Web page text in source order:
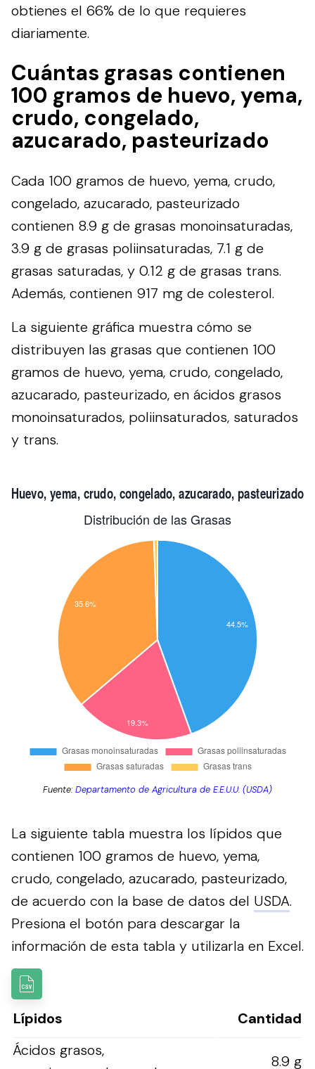
obtienes el 66% de lo que requieres
diariamente.
Cuántas grasas contienen
100 gramos de huevo, yema,
crudo, congelado,
azucarado, pasteurizado
Cada 100 gramos de huevo, yema, crudo,
congelado, azucarado, pasteurizado
contienen 8.9 g de grasas monoinsaturadas,
3.9 g de grasas poliinsaturadas, 7.1 g de
grasas saturadas, y 0.12 g de grasas trans.
Además, contienen 917 mg de colesterol.
La siguiente gráfica muestra cómo se
distribuyen las grasas que contienen 100
gramos de huevo, yema, crudo, congelado,
azucarado, pasteurizado, en ácidos grasos
monoinsaturados, poliinsaturados, saturados
y trans.
Fuente:Departamento de Agricultura de E.E.U.U. (USDA)
La siguiente tabla muestra los lípidos que
contienen 100 gramos de huevo, yema,
crudo, congelado, azucarado, pasteurizado,
de acuerdo con la base de datos del USDA.
Presiona el botón para descargar la
información de esta tabla y utilizarla en Excel.
Lípidos
Cantidad
Ácidos grasos,
8.9 g